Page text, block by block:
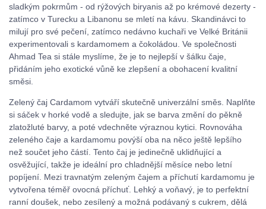
sladkým pokrmům - od rýžových biryanis až po krémové dezerty -
zatímco v Turecku a Libanonu se mletí na kávu. Skandinávci to
milují pro své pečení, zatímco nedávno kuchaři ve Velké Británii
experimentovali s kardamomem a čokoládou. Ve společnosti
Ahmad Tea si stále myslíme, že je to nejlepší v šálku čaje,
přidáním jeho exotické vůně ke zlepšení a obohacení kvalitní
směsi.
Zelený čaj Cardamom vytváří skutečně univerzální směs. Naplňte
si sáček v horké vodě a sledujte, jak se barva změní do pěkně
zlatožluté barvy, a poté vdechněte výraznou kytici. Rovnováha
zeleného čaje a kardamomu povýší oba na něco ještě lepšího
než součet jeho částí. Tento čaj je jedinečně uklidňující a
osvěžující, takže je ideální pro chladnější měsíce nebo letní
popíjení. Mezi travnatým zeleným čajem a příchutí kardamomu je
vytvořena téměř ovocná příchuť. Lehký a voňavý, je to perfektní
ranní doušek, nebo zesílený a možná podávaný s cukrem, dělá